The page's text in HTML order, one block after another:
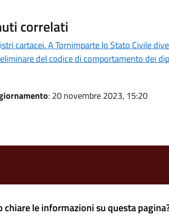
correlati
cartacei. A Tornimparte lo Stato Civile
del codice di comportamento dei
: 20 novembre 2023, 15:20
chiare le informazioni su questa